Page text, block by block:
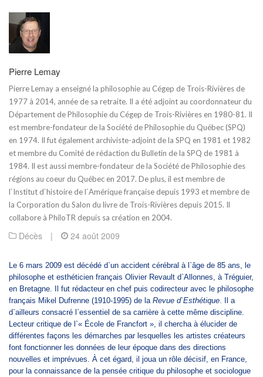
Pierre Lemay
Pierre Lemay a enseigné la philosophie au Cégep de Trois-Rivières de
1977 à 2014, année de sa retraite. Il a été adjoint au coordonnateur du
Département de Philosophie du Cégep de Trois-Rivières en 1980-81. Il
est membre-fondateur de la Société de Philosophie du Québec (SPQ)
en 1974. Il fut également archiviste-adjoint de la SPQ en 1981 et 1982
et membre du Comité de rédaction du Bulletin de la SPQ de 1981 à
1984. Il est aussi membre-fondateur de la Société de Philosophie des
régions au coeur du Québec en 2017. De plus, il est membre de
l`Institut d`histoire de l`Amérique française depuis 1993 et membre de
la Corporation du Salon du livre de Trois-Rivières depuis 2015. Il
collabore à PhiloTR depuis sa création en 2004.
Décès | 24 août 2009
Le 6 mars 2009 est décédé d`un accident cérébral à l`âge de 85 ans, le
philosophe et esthéticien français Olivier Revault d`Allonnes, à Tréguier,
en Bretagne. Il fut rédacteur en chef puis codirecteur avec le philosophe
français Mikel Dufrenne (1910-1995) de la Revue d`Esthétique . Il a
d`ailleurs consacré l`essentiel de sa carrière à cette même discipline.
Lecteur critique de l`« École de Francfort », il chercha à élucider de
différentes façons les démarches par lesquelles les artistes créateurs
font fonctionner les données de leur époque dans des directions
nouvelles et imprévues. À cet égard, il joua un rôle décisif, en France,
pour la connaissance de la pensée critique du philosophe et sociologue